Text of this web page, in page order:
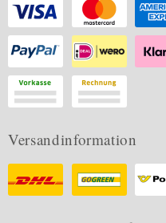
Versandinformation